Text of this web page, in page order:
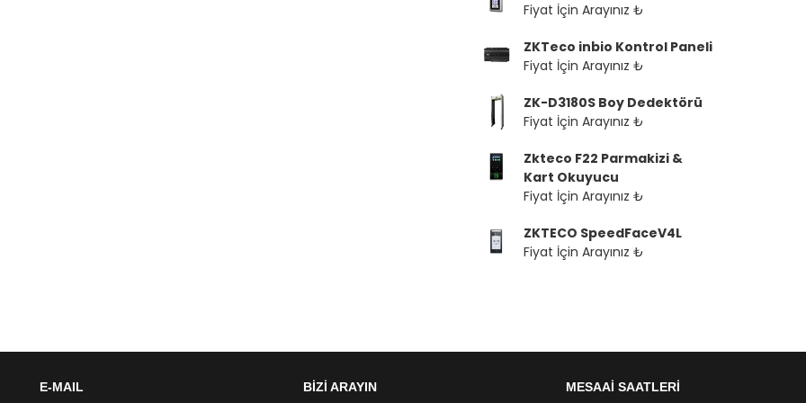
Fiyat İçin Arayınız ₺
ZKTeco inbio Kontrol Paneli
Fiyat İçin Arayınız ₺
ZK-D3180S Boy Dedektörü
Fiyat İçin Arayınız ₺
Zkteco F22 Parmakizi &
Kart Okuyucu
Fiyat İçin Arayınız ₺
ZKTECO SpeedFaceV4L
Fiyat İçin Arayınız ₺
E-MAIL BİZİ ARAYIN MESAAİ SAATLERİ